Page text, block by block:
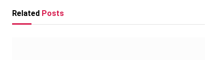
Related Posts